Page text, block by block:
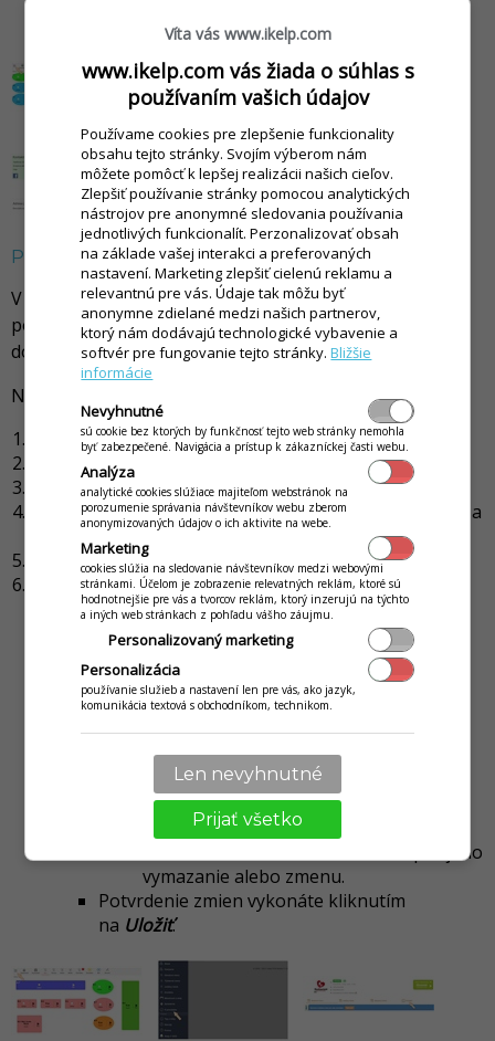
Pečiatka a podpis na doklade
V aplikácii je možné doplniť aj obrázok pečiatky s
podpisom, ktorá sa bude tlačiť na vystavených
dokladoch.
Nastavenie nájdete v časti:
Kliknite na ikonumenu.
Z ponuky vyberte možnosť
O prevádzke
Vyberte možnosťKontakt.
Prejdite na možnosť Registračné údaje o spoločnosti
a
kliknite naUpraviť.
Kliknite na záložkuOstatné.
Deaktivujte možnosťLogo prevádzky na dokladoch
(Zobrazí sa možnosť vloženia obrázka nezávisle pre
logo a pečiatku.)
Logo na dokladoch
- nastavte požadované logo.
Podpisovaý obrázok- obrázok pečiatky.(Dané
nastavenie slúži len na nastavenie pečiatky na
tlačových výstupoch faktúra a dodací list.)
Kliknite naVybrať súbora vyberte
požadovaný obrázok vo vačom počítači.
Kliknutím na ikonuNahraťho vložíte na
Po vložení sa zobrazia možnosti pre jeho
vymazanie alebo zmenu.
Potvrdenie zmien vykonáte kliknutím
na Uložiť.
Víta vás www.ikelp.com
www.ikelp.com vás žiada o súhlas s
používaním vašich údajov
Používame cookies pre zlepšenie funkcionality
obsahu tejto stránky. Svojím výberom nám
môžete pomôcť k lepšej realizácii našich cieľov.
Zlepšiť používanie stránky pomocou analytických
nástrojov pre anonymné sledovania používania
jednotlivých funkcionalít. Perzonalizovať obsah
na základe vašej interakci a preferovaných
nastavení. Marketing zlepšiť cielenú reklamu a
relevantnú pre vás. Údaje tak môžu byť
anonymne zdielané medzi našich partnerov,
ktorý nám dodávajú technologické vybavenie a
softvér pre fungovanie tejto stránky.Bližšie
informácie
Nevyhnutné
sú cookie bez ktorých by funkčnosť tejto web stránky nemohla
byť zabezpečené. Navigácia a prístup k zákazníckej časti webu.
Analýza
analytické cookies slúžiace majiteľom webstránok na
porozumenie správania návštevníkov webu zberom
anonymizovaných údajov o ich aktivite na webe.
Marketing
cookies slúžia na sledovanie návštevníkov medzi webovými
stránkami. Účelom je zobrazenie relevatných reklám, ktoré sú
hodnotnejšie pre vás a tvorcov reklám, ktorý inzerujú na týchto
a iných web stránkach z pohľadu vášho záujmu.
Personalizovaný marketing
Personalizácia
používanie služieb a nastavení len pre vás, ako jazyk,
komunikácia textová s obchodníkom, technikom.
Len nevyhnutné
Prijať všetko